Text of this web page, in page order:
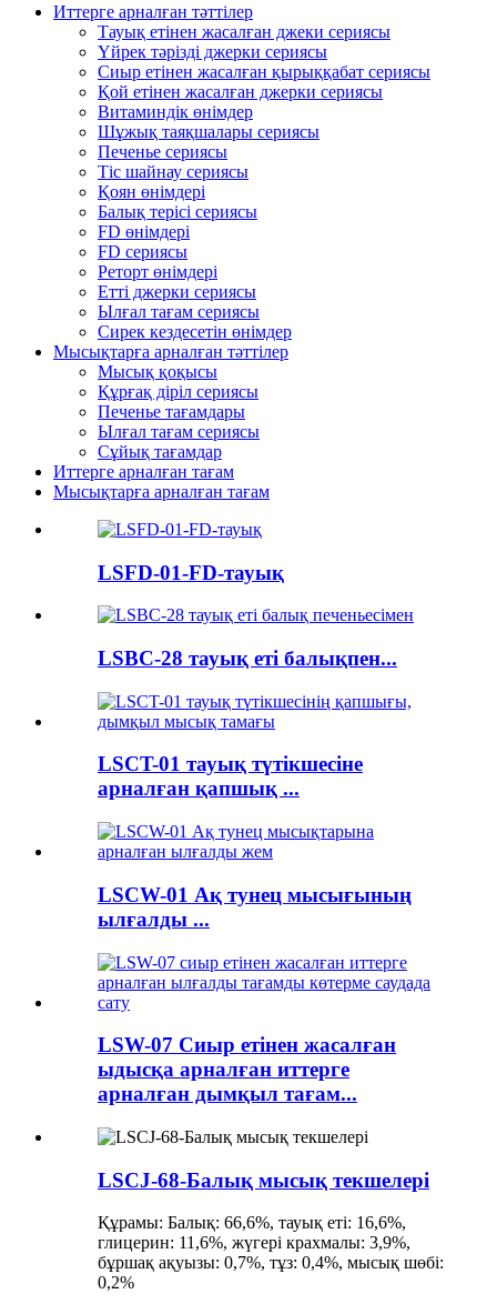
Иттерге арналған тәттілер
Тауық етінен жасалған джеки сериясы
Үйрек тәрізді джерки сериясы
Сиыр етінен жасалған қырыққабат сериясы
Қой етінен жасалған джерки сериясы
Витаминдік өнімдер
Шұжық таяқшалары сериясы
Печенье сериясы
Тіс шайнау сериясы
Қоян өнімдері
Балық терісі сериясы
FD өнімдері
FD сериясы
Реторт өнімдері
Етті джерки сериясы
Ылғал тағам сериясы
Сирек кездесетін өнімдер
Мысықтарға арналған тәттілер
Мысық қоқысы
Құрғақ діріл сериясы
Печенье тағамдары
Ылғал тағам сериясы
Сұйық тағамдар
Иттерге арналған тағам
Мысықтарға арналған тағам
LSFD-01-FD-тауық
LSBC-28 тауық еті балықпен...
LSCT-01 тауық түтікшесіне
арналған қапшық ...
LSCW-01 Ақ тунец мысығының
ылғалды ...
LSW-07 Сиыр етінен жасалған
ыдысқа арналған иттерге
арналған дымқыл тағам...
LSCJ-68-Балық мысық текшелері
Құрамы: Балық: 66,6%, тауық еті: 16,6%,
глицерин: 11,6%, жүгері крахмалы: 3,9%,
бұршақ ақуызы: 0,7%, тұз: 0,4%, мысық шөбі:
0,2%